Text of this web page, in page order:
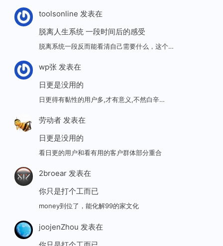
toolsonline 发表在
脱离人生系统 一段时间后的感受
脱离系统一段反而能看清自己需要什么，这个…
wp张发表在
日更是没用的
日更得有黏性的用户多,才有意义,不然白辛…
劳动者发表在
日更是没用的
看日更的用户和看有用的客户群体部分重合
2broear发表在
你只是打个工而已
money到位了，能化解99的家文化
joojenZhou 发表在